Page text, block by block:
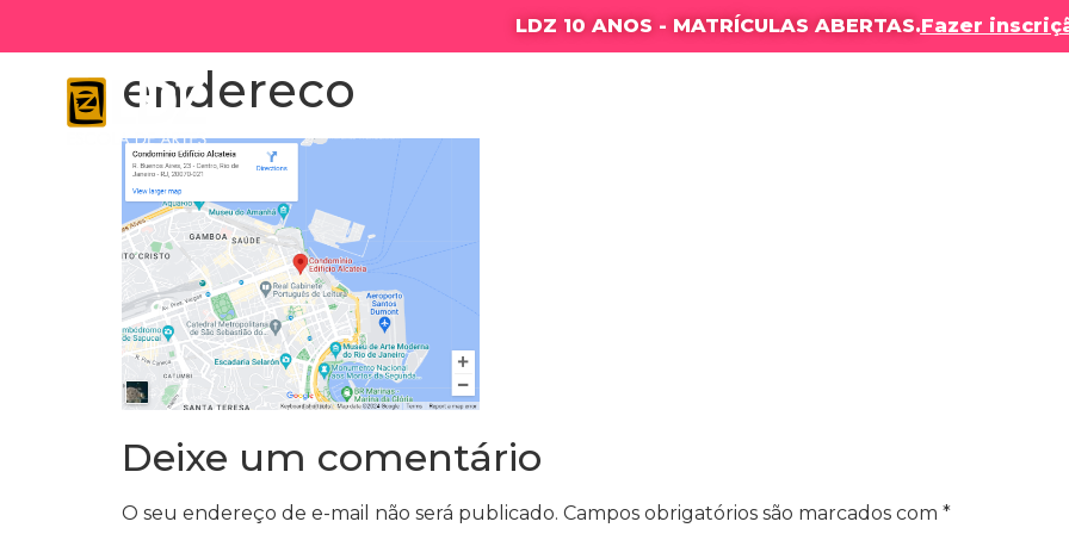
LDZ 10 ANOS - MATRÍCULAS ABERTAS.Fazer
endereco
Deixe um comentário
O seu endereço de e-mail não será publicado. Campos obrigatórios são marcados com *